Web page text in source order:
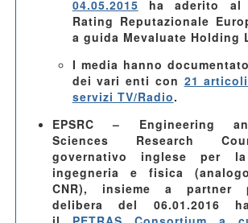
04.05.2015 ha aderito al
Rating Reputazionale
a guida Mevaluate Holding
I media hanno
dei vari enti con 21
servizi TV/Radio.
EPSRC – Engineering
Sciences Research
governativo inglese per
ingegneria e fisica
CNR), insieme a partner
delibera del 06.01.2016